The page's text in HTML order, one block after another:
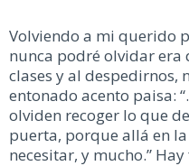
Volviendo a mi querido
nunca podré olvidar
clases y al despedirnos,
entonado acento paisa:
olviden recoger lo que
puerta, porque allá en
necesitar, y mucho.”